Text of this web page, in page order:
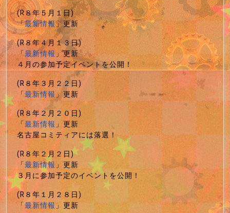
(R８年５月１日)
「最新情報」更新
(R８年４月１３日)
「最新情報」更新
４月の参加予定イベントを公開！
(R８年３月２２日)
「最新情報」更新
(R８年２月２０日)
「最新情報」更新
名古屋コミティアには落選！
(R８年２月２日)
「最新情報」更新
３月に参加予定のイベントを公開！
(R８年１月２８日)
「最新情報」更新